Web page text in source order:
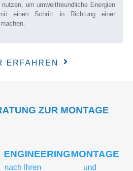
um umweltfreundliche Energien
einen Schritt in Richtung einer
ERFAHREN
ZUR MONTAGE
ENGINEERING
nach Ihren
MONTAGE
und